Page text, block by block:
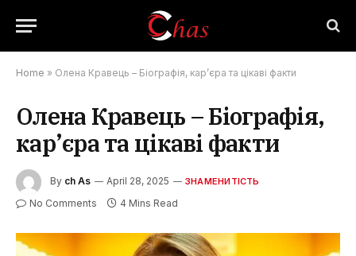
Home » Олена Кравець – Біографія, кар’єра та цікаві факти
Олена Кравець – Біографія,
кар’єра та цікаві факти
By ch As April 28, 2025 ЗНАМЕНИТІСТЬ
No Comments 4 Mins Read